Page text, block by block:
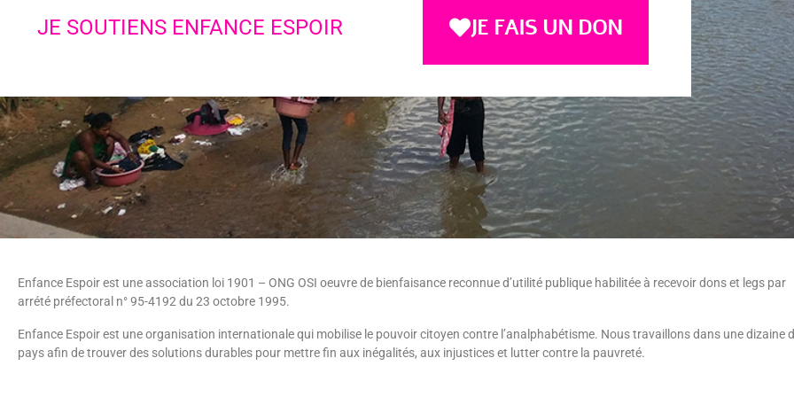
JE SOUTIENS ENFANCE ESPOIR JE FAIS UN DON
Enfance Espoir est une association loi 1901 – ONG OSI oeuvre de bienfaisance reconnue d’utilité publique habilitée à recevoir dons et legs par
arrété préfectoral n° 95-4192 du 23 octobre 1995.
Enfance Espoir est une organisation internationale qui mobilise le pouvoir citoyen contre l’analphabétisme. Nous travaillons dans une dizaine
pays afin de trouver des solutions durables pour mettre fin aux inégalités, aux injustices et lutter contre la pauvreté.